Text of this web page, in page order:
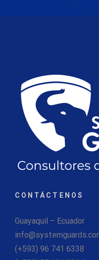
CONTÁCTENOS
Guayaquil – Ecuador
(+593) 96 741 6338